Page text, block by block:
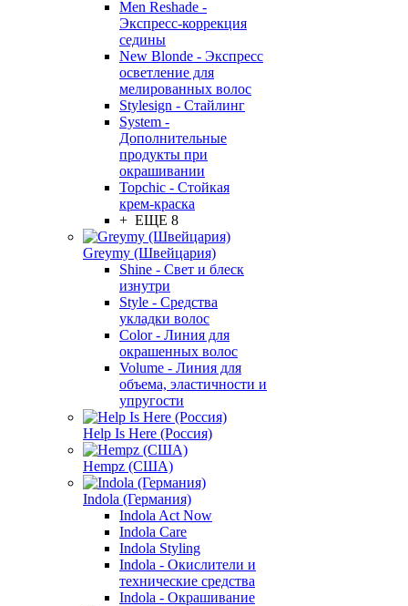
Men Reshade -
Экспресс-коррекция
седины
New Blonde - Экспресс
осветление для
мелированных волос
Stylesign - Стайлинг
System -
Дополнительные
продукты при
окрашивании
Topchic - Стойкая
крем-краска
+ ЕЩЕ 8
Greymy (Швейцария)
Shine - Свет и блеск
изнутри
Style - Средства
укладки волос
Color - Линия для
окрашенных волос
Volume - Линия для
объема, эластичности и
упругости
Help Is Here (Россия)
Hempz (США)
Indola (Германия)
Indola Act Now
Indola Care
Indola Styling
Indola - Окислители и
технические средства
Indola - Окрашивание